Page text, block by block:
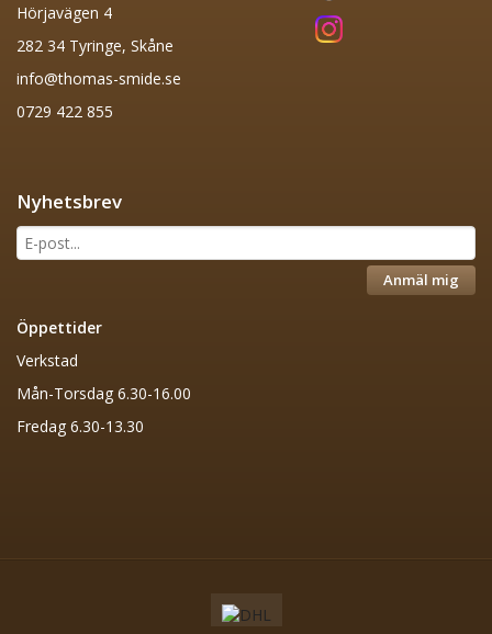
Hörjavägen 4
282 34 Tyringe, Skåne
info@thomas-smide.se
0729 422 855
Nyhetsbrev
Anmäl mig
Öppettider
Verkstad
Mån-Torsdag 6.30-16.00
Fredag 6.30-13.30